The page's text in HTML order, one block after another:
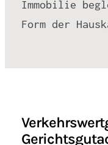
Immobilie
Form der